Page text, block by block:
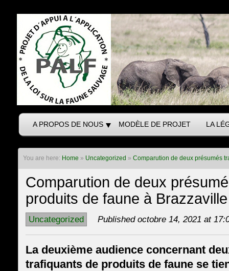
A PROPOS DE NOUS MODÈLE DE PROJET LA
You are here: Home » Uncategorized » Comparution de deux présumés
Comparution de deux
produits de faune à Brazzaville
Uncategorized Published octobre 14, 2021 at
La deuxième audience concernant
trafiquants de produits de faune se